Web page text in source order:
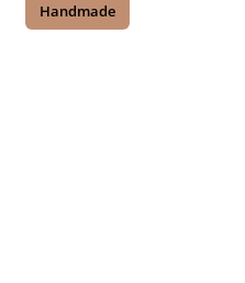
Handmade